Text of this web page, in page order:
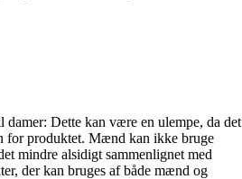
Dette kan være en ulempe, da det
for produktet. Mænd kan ikke bruge
mindre alsidigt sammenlignet med
der kan bruges af både mænd og